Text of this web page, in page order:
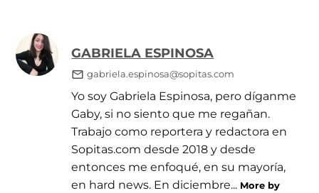
GABRIELA ESPINOSA
gabriela.espinosa@sopitas.com
Yo soy Gabriela Espinosa, pero díganme
Gaby, si no siento que me regañan.
Trabajo como reportera y redactora en
Sopitas.com desde 2018 y desde
entonces me enfoqué, en su mayoría,
en hard news. En diciembre... More by